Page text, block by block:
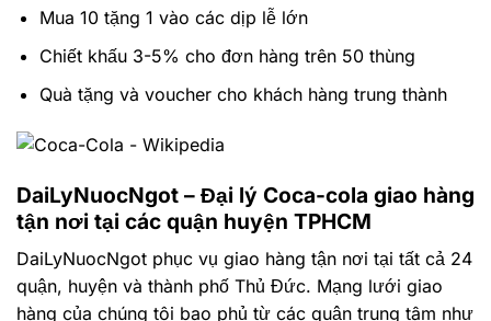
Mua 10 tặng 1 vào các dịp lễ lớn
Chiết khấu 3-5% cho đơn hàng trên 50 thùng
Quà tặng và voucher cho khách hàng trung thành
DaiLyNuocNgot – Đại lý Coca-cola giao hàng
tận nơi tại các quận huyện TPHCM
DaiLyNuocNgot phục vụ giao hàng tận nơi tại tất cả 24
quận, huyện và thành phố Thủ Đức. Mạng lưới giao
hàng của chúng tôi bao phủ từ các quận trung tâm như